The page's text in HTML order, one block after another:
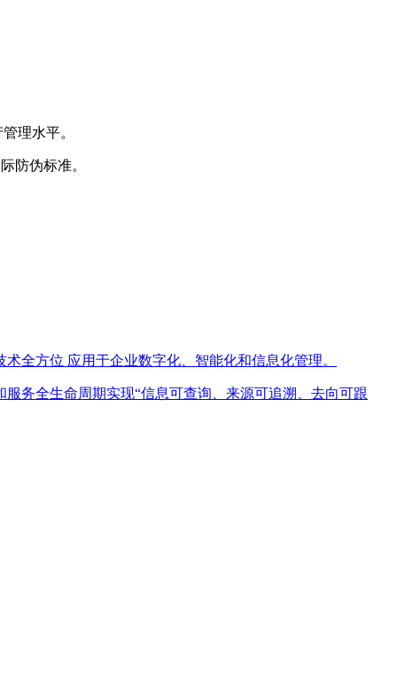
理水平。
防伪标准。
全方位 应用于企业数字化、智能化和信息化管理。
务全生命周期实现“信息可查询、来源可追溯、去向可跟